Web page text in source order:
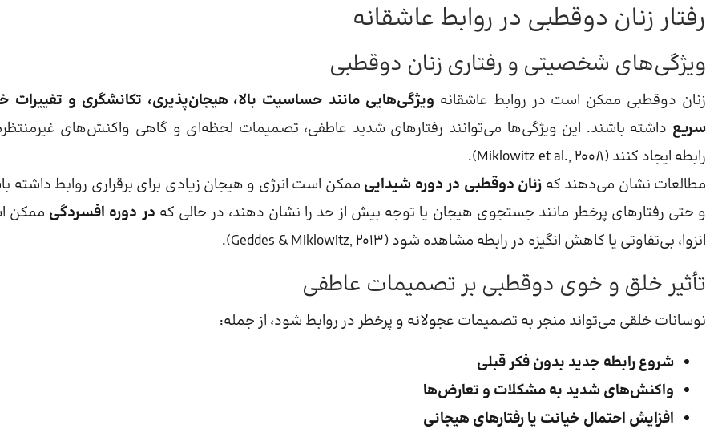
رفتار زنان دوقطبی در روابط عاشقانه
ویژگی‌های شخصیتی و رفتاری زنان دوقطبی
زنان دوقطبی ممکن است در روابط عاشقانه ویژگی‌هایی مانند حساسیت بالا، هیجان‌پذیری، تکانشگری و تغییرات
سریع داشته باشند. این ویژگی‌ها می‌توانند رفتارهای شدید عاطفی، تصمیمات لحظه‌ای و گاهی واکنش‌های
رابطه ایجاد کنند (Miklowitz et al., 2008).
مطالعات نشان می‌دهند که زنان دوقطبی در دوره شیدایی ممکن است انرژی و هیجان زیادی برای برقراری روابط داشته
و حتی رفتارهای پرخطر مانند جستجوی هیجان یا توجه بیش از حد را نشان دهند، در حالی که در دوره افسردگی ممکن
انزوا، بی‌تفاوتی یا کاهش انگیزه در رابطه مشاهده شود (Geddes & Miklowitz, 2013).
تأثیر خلق و خوی دوقطبی بر تصمیمات عاطفی
نوسانات خلقی می‌تواند منجر به تصمیمات عجولانه و پرخطر در روابط شود، از جمله:
شروع رابطه جدید بدون فکر قبلی
واکنش‌های شدید به مشکلات و تعارض‌ها
افزایش احتمال خیانت یا رفتارهای هیجانی